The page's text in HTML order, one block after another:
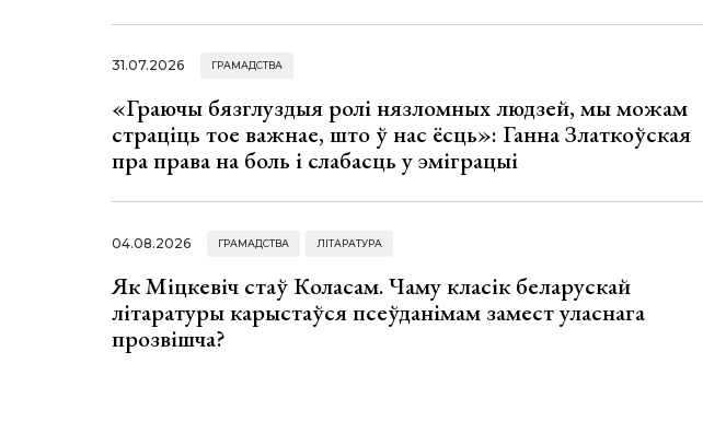
31.07.2026 ГРАМАДСТВА
«Граючы бязглуздыя ролі нязломных людзей, мы можам
страціць тое важнае, што ў нас ёсць»: Ганна Златкоўская
пра права на боль і слабасць у эміграцыі
04.08.2026 ГРАМАДСТВА ЛІТАРАТУРА
Як Міцкевіч стаў Коласам. Чаму класік беларускай
літаратуры карыстаўся псеўданімам замест уласнага
прозвішча?